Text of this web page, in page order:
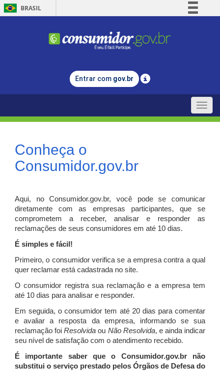
BRASIL
Comunica BR
Legislação
Entrar com gov.br
Toggle
Conheça o
Consumidor.gov.br
Aqui, no Consumidor.gov.br, você pode se comunicar
diretamente com as empresas participantes, que se
comprometem a receber, analisar e responder as
reclamações de seus consumidores em até 10 dias.
É simples e fácil!
Primeiro, o consumidor verifica se a empresa contra a qual
quer reclamar está cadastrada no site.
O consumidor registra sua reclamação e a empresa tem
até 10 dias para analisar e responder.
Em seguida, o consumidor tem até 20 dias para comentar
e avaliar a resposta da empresa, informando se sua
reclamação foiResolvida ou Não Resolvida, e ainda indicar
seu nível de satisfação com o atendimento recebido.
É importante saber que o Consumidor.gov.br não
substitui o serviço prestado pelos Órgãos de Defesa do